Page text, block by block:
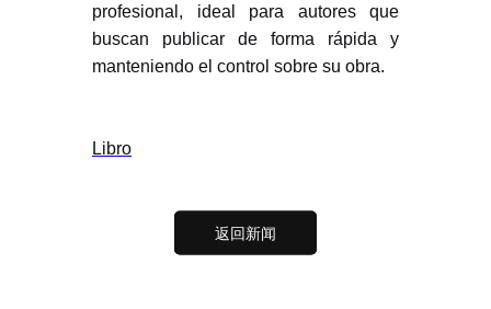
profesional, ideal para autores que
buscan publicar de forma rápida y
manteniendo el control sobre su obra.
Libro
返回新闻